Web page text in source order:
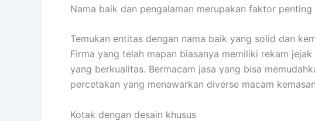
Nama baik dan pengalaman merupakan faktor
Temukan entitas dengan nama baik yang solid dan
Firma yang telah mapan biasanya memiliki rekam
yang berkualitas. Bermacam jasa yang bisa
percetakan yang menawarkan diverse macam kemasan
Kotak dengan desain khusus